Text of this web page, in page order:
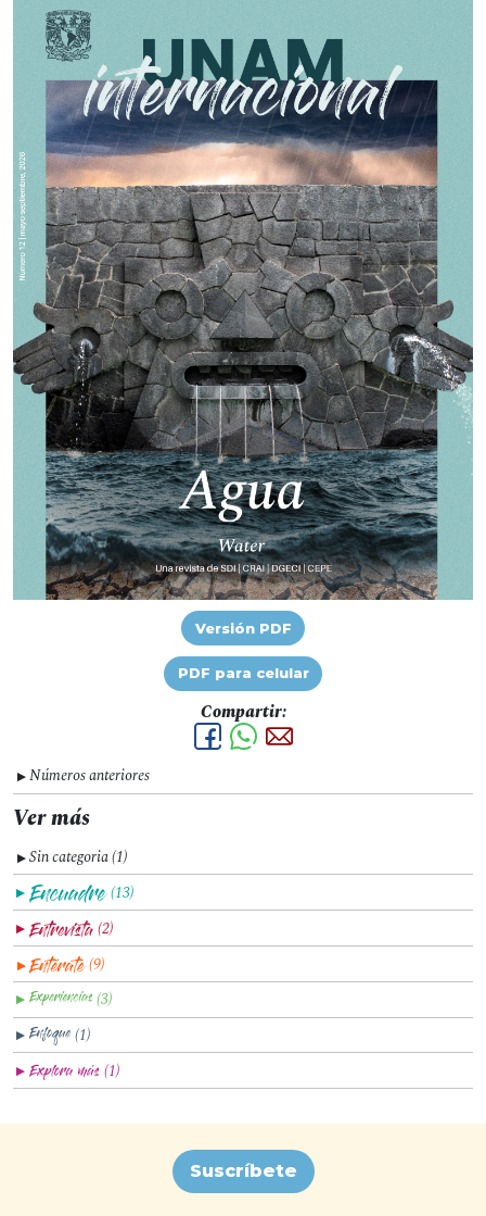
Versión PDF
PDF para celular
Compartir:
▼Números anteriores
Ver más
▼Sin categoria (1)
▼ (13)
▼ (2)
▼ (9)
▼ (3)
▼ (1)
▼ (1)
Suscríbete